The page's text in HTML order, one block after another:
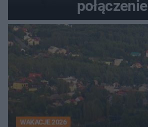
połączenie
WAKACJE 2026